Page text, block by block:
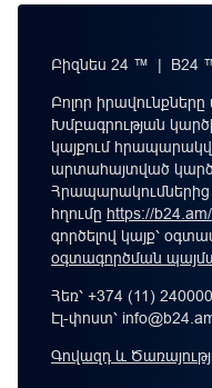
Բիզնես 24 ™ | B24
Բոլոր
Խմբագրության
կայքում
արտահայտված
Հրապարակումներից
հղումը https://b24.am/
գործելով կայք՝
օգտագործման
Հեռ՝ +374 (11)
Էլ-փոստ՝
Գովազդ և